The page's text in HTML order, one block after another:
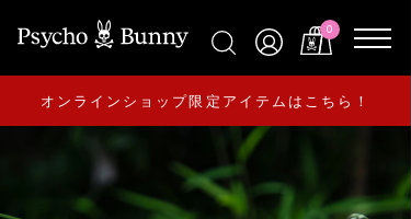
0
オンラインショップ限定アイテムはこちら！